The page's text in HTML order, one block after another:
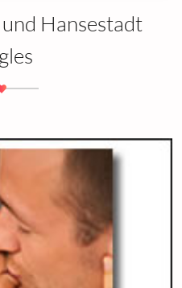
Hansestadt